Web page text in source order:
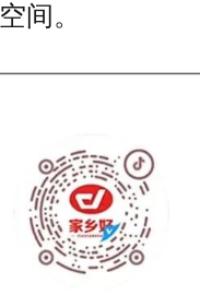
间。